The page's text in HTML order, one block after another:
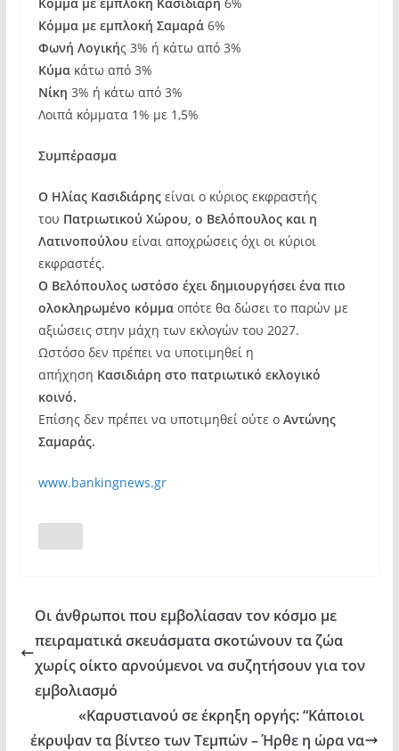
Κόμμα με εμπλοκή Σαμαρά6%
Φωνή Λογικής 3% ή κάτω από 3%
Κύμακάτω από 3%
Νίκη 3% ή κάτω από 3%
Λοιπά κόμματα 1% με 1,5%
Συμπέρασμα
Ο Ηλίας Κασιδιάρηςείναι ο κύριος εκφραστής
του Πατριωτικού Χώρου, ο Βελόπουλος και η
Λατινοπούλου είναι αποχρώσεις όχι οι κύριοι
εκφραστές.
Ο Βελόπουλος ωστόσο έχει δημιουργήσει ένα πιο
ολοκληρωμένο κόμμαοπότε θα δώσει το παρών με
αξιώσεις στην μάχη των εκλογών του 2027.
Ωστόσο δεν πρέπει να υποτιμηθεί η
απήχηση Κασιδιάρη στο πατριωτικό εκλογικό
κοινό.
Επίσης δεν πρέπει να υποτιμηθεί ούτε ο Αντώνης
Σαμαράς.
www.bankingnews.gr
Οι άνθρωποι που εμβολίασαν τον κόσμο με
πειραματικά σκευάσματα σκοτώνουν τα ζώα
χωρίς οίκτο αρνούμενοι να συζητήσουν για τον
εμβολιασμό
«Καρυστιανού σε έκρηξη οργής: “Κάποιοι
έκρυψαν τα βίντεο των Τεμπών – Ήρθε η ώρα να